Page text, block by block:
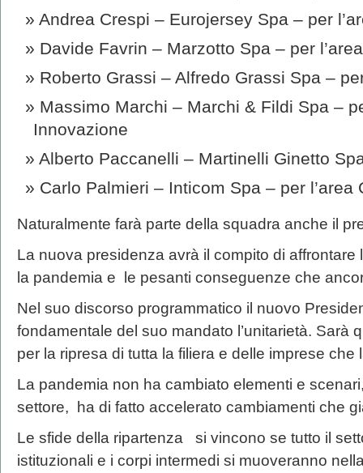
Andrea Crespi – Eurojersey Spa – per
Davide Favrin – Marzotto Spa – per
Roberto Grassi – Alfredo Grassi Spa –
Massimo Marchi – Marchi & Fildi Spa –
Innovazione
Alberto Paccanelli – Martinelli Ginetto
Carlo Palmieri – Inticom Spa – per l’area
Naturalmente farà parte della squadra anche il
La nuova presidenza avrà il compito di
la pandemia e le pesanti conseguenze che
Nel suo discorso programmatico il nuovo
fondamentale del suo mandato l’unitarietà. Sarà
per la ripresa di tutta la filiera e delle imprese che
La pandemia non ha cambiato elementi e
settore, ha di fatto accelerato cambiamenti che
Le sfide della ripartenza si vincono se tutto il
istituzionali e i corpi intermedi si muoveranno